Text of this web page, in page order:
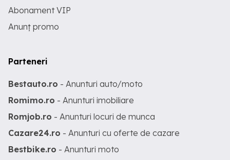
Abonament VIP
Anunț promo
Parteneri
Bestauto.ro - Anunturi auto/moto
Romimo.ro - Anunturi imobiliare
Romjob.ro - Anunturi locuri de munca
Cazare24.ro - Anunturi cu oferte de cazare
Bestbike.ro - Anunturi moto